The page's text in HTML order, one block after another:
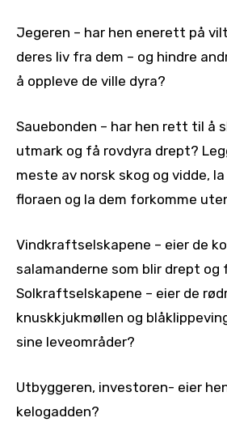
Jegeren – har hen enerett på
deres liv fra dem – og hindre
å oppleve de ville dyra?
Sauebonden – har hen rett til å
utmark og få rovdyra drept?
meste av norsk skog og vidde,
floraen og la dem forkomme
Vindkraftselskapene – eier de
salamanderne som blir drept og
Solkraftselskapene – eier de
knuskkjukmøllen og
sine leveområder?
Utbyggeren, investoren- eier
kelogadden?